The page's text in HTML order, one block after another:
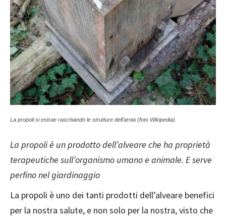
La propoli si estrae raschiando le strutture dell’arnia (foto Wikipedia).
La propoli è un prodotto dell’alveare che ha proprietà
terapeutiche sull’organismo umano e animale. E serve
perfino nel giardinaggio
La propoli è uno dei tanti prodotti dell’alveare benefici
per la nostra salute, e non solo per la nostra, visto che